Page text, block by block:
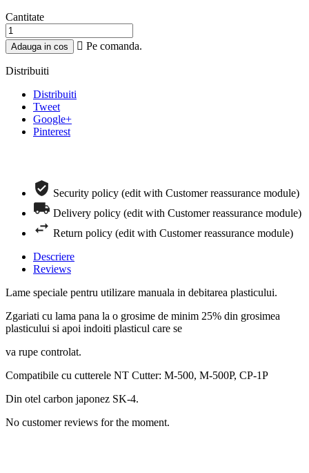
Cantitate
Adauga in cos  Pe comanda.
Distribuiti
Distribuiti
Tweet
Google+
Pinterest
Security policy (edit with Customer reassurance module)
Delivery policy (edit with Customer reassurance module)
Return policy (edit with Customer reassurance module)
Descriere
Reviews
Lame speciale pentru utilizare manuala in debitarea plasticului.
Zgariati cu lama pana la o grosime de minim 25% din grosimea
plasticului si apoi indoiti plasticul care se
va rupe controlat.
Compatibile cu cutterele NT Cutter: M-500, M-500P, CP-1P
Din otel carbon japonez SK-4.
No customer reviews for the moment.